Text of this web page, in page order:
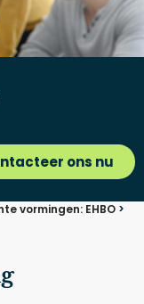
ons nu
vormingen: EHBO >